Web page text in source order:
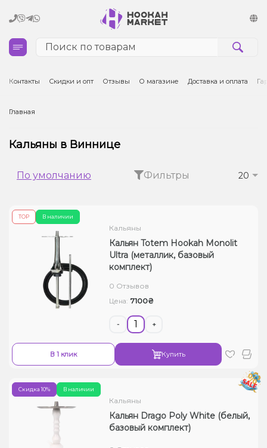
Кальяны
Табак для кальяна и кальянные смеси
Электронные сигареты (POD)
Комплектующие для POD
Жидкости для электронных сигарет
Подарочные наборы
Уценка
Контакты Скидки и опт Отзывы О магазине Доставка и оплата
Главная
Кальяны в Виннице
По умолчанию Фильтры 20
В наличии
ТОР
Кальяны
Кальян Totem Hookah Monolit
Ultra (металлик, базовый
комплект)
0 Отзывов
Цена: 7100₴
- +
В 1 клик Купить
В наличии
Скидка 10%
Кальяны
Кальян Drago Poly White (белый,
базовый комплект)